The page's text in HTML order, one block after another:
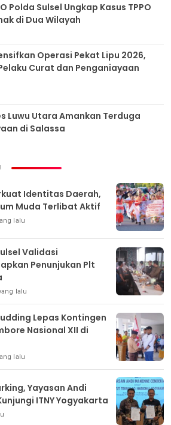
Polda Sulsel Ungkap Kasus TPPO
di Dua Wilayah
Operasi Pekat Lipu 2026,
Curat dan Penganiayaan
Luwu Utara Amankan Terduga
di Salassa
Identitas Daerah,
Muda Terlibat Aktif
lalu
Validasi
Penunjukan Plt
lalu
Lepas Kontingen
Nasional XII di
lalu
Yayasan Andi
ITNY Yogyakarta